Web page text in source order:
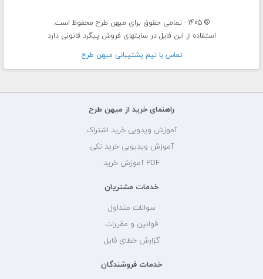
© 1405 - تمامی حقوق برای میهن طرح محفوظ است.
استفاده از این فایل در سایتهای فروش پیگرد قانونی دارد
تماس با تيم پشتيبانی ميهن طرح
راهنمای خرید از میهن طرح
آموزش ویدویی خرید اشتراک
آموزش ویدیویی خرید تکی
PDF آموزش خرید
خدمات مشتریان
سوالات متداول
قوانین و مقررات
گزارش خطای فایل
خدمات فروشندگان